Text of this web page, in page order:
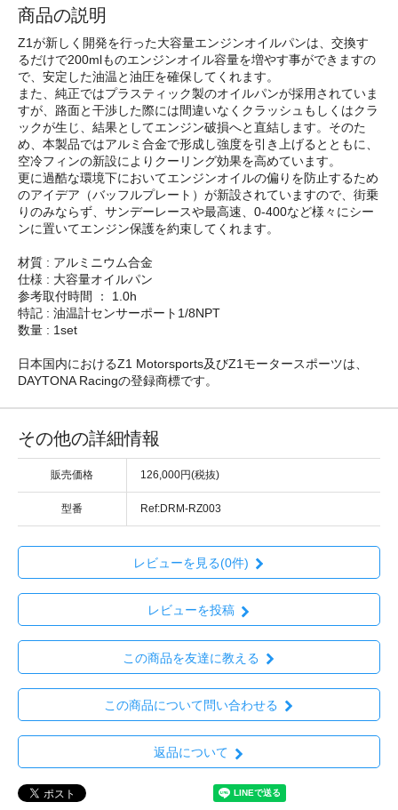
商品の説明
Z1が新しく開発を行った大容量エンジンオイルパンは、交換す
るだけで200mlものエンジンオイル容量を増やす事ができますの
で、安定した油温と油圧を確保してくれます。
また、純正ではプラスティック製のオイルパンが採用されていま
すが、路面と干渉した際には間違いなくクラッシュもしくはクラ
ックが生じ、結果としてエンジン破損へと直結します。そのた
め、本製品ではアルミ合金で形成し強度を引き上げるとともに、
空冷フィンの新設によりクーリング効果を高めています。
更に過酷な環境下においてエンジンオイルの偏りを防止するため
のアイデア（バッフルプレート）が新設されていますので、街乗
りのみならず、サンデーレースや最高速、0-400など様々にシー
ンに置いてエンジン保護を約束してくれます。
材質 : アルミニウム合金
仕様 : 大容量オイルパン
参考取付時間 ： 1.0h
特記 : 油温計センサーポート1/8NPT
数量 : 1set
日本国内におけるZ1 Motorsports及びZ1モータースポーツは、
DAYTONA Racingの登録商標です。
その他の詳細情報
販売価格 126,000円(税抜)
型番 Ref:DRM-RZ003
レビューを見る(0件)
レビューを投稿
この商品を友達に教える
この商品について問い合わせる
返品について